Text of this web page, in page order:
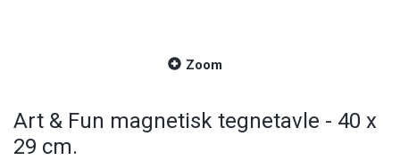
Zoom
Art & Fun magnetisk tegnetavle - 40 x
29 cm.